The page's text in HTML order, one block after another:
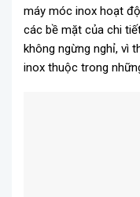
máy móc inox hoạt
các bề mặt của chi
không ngừng nghỉ, vì
inox thuộc trong